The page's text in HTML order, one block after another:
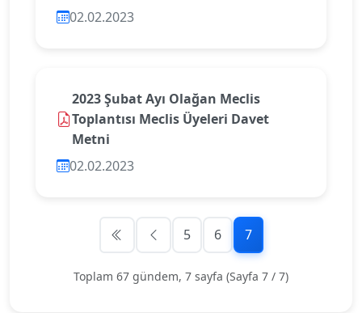
02.02.2023
2023 Şubat Ayı Olağan Meclis
Toplantısı Meclis Üyeleri Davet
Metni
02.02.2023
5 6 7
Toplam 67 gündem, 7 sayfa (Sayfa 7 / 7)